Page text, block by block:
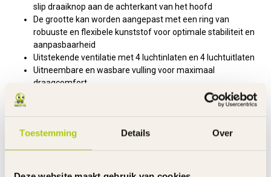
Toestemming Details Over
slip draaiknop aan de achterkant van het hoofd
De grootte kan worden aangepast met een ring van
robuuste en flexibele kunststof voor optimale stabiliteit en
aanpasbaarheid
Uitstekende ventilatie met 4 luchtinlaten en 4 luchtuitlaten
Uitneembare en wasbare vulling voor maximaal
draagcomfort
Overige Kenmerken:
Afwerking
Shiny